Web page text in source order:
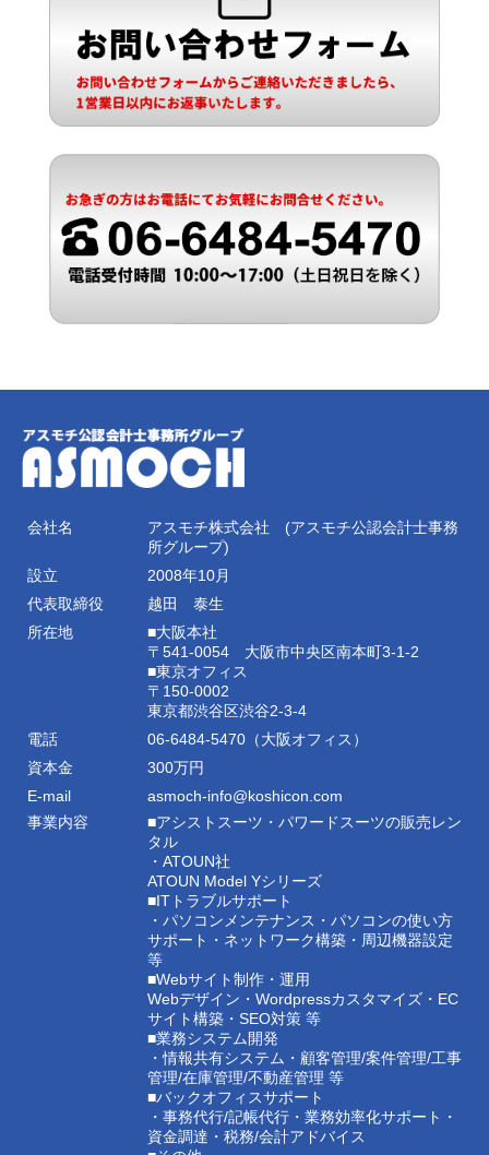
会社名
アスモチ株式会社 (アスモチ公認会計士事務
所グループ)
設立
2008年10月
代表取締役
越田 泰生
所在地
■大阪本社
〒541-0054 大阪市中央区南本町3-1-2
■東京オフィス
〒150-0002
東京都渋谷区渋谷2-3-4
電話
06-6484-5470（大阪オフィス）
資本金
300万円
E-mail
asmoch-info@koshicon.com
事業内容
■アシストスーツ・パワードスーツの販売レン
タル
・ATOUN社
ATOUN Model Yシリーズ
■ITトラブルサポート
・パソコンメンテナンス・パソコンの使い方
サポート・ネットワーク構築・周辺機器設定
等
■Webサイト制作・運用
Webデザイン・Wordpressカスタマイズ・EC
サイト構築・SEO対策 等
■業務システム開発
・情報共有システム・顧客管理/案件管理/工事
管理/在庫管理/不動産管理 等
■バックオフィスサポート
・事務代行/記帳代行・業務効率化サポート・
資金調達・税務/会計アドバイス